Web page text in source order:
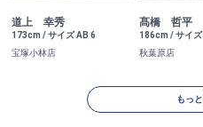
道上 幸秀
173cm / サイズ AB 6
宝塚小林店
髙橋 哲平
186cm / サイズ
秋葉原店
もっ